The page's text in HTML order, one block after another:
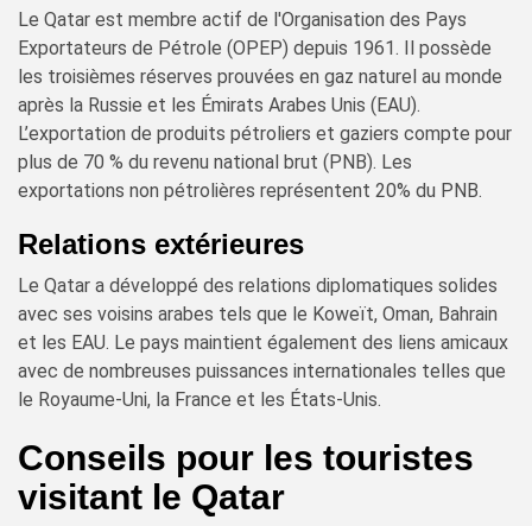
Le Qatar est membre actif de l'Organisation des Pays
Exportateurs de Pétrole (OPEP) depuis 1961. Il possède
les troisièmes réserves prouvées en gaz naturel au monde
après la Russie et les Émirats Arabes Unis (EAU).
L’exportation de produits pétroliers et gaziers compte pour
plus de 70 % du revenu national brut (PNB). Les
exportations non pétrolières représentent 20% du PNB.
Relations extérieures
Le Qatar a développé des relations diplomatiques solides
avec ses voisins arabes tels que le Koweït, Oman, Bahrain
et les EAU. Le pays maintient également des liens amicaux
avec de nombreuses puissances internationales telles que
le Royaume-Uni, la France et les États-Unis.
Conseils pour les touristes
visitant le Qatar